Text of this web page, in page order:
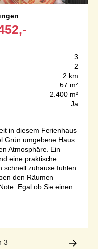
3
2
2 km
67 m²
2.400 m²
Ja
in diesem Ferienhaus
Grün umgebene Haus
Atmosphäre. Ein
eine praktische
schnell zuhause fühlen.
den Räumen
Egal ob Sie einen
3